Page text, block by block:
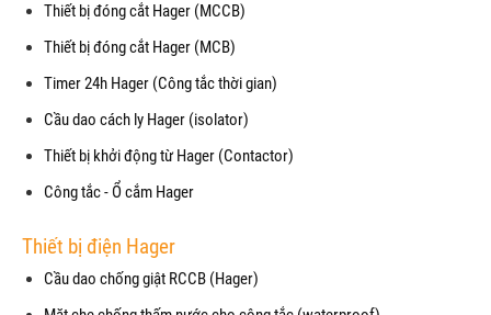
Thiết bị đóng cắt Hager (MCCB)
Thiết bị đóng cắt Hager (MCB)
Timer 24h Hager (Công tắc thời gian)
Cầu dao cách ly Hager (isolator)
Thiết bị khởi động từ Hager (Contactor)
Công tắc - Ổ cắm Hager
Thiết bị điện Hager
Cầu dao chống giật RCCB (Hager)